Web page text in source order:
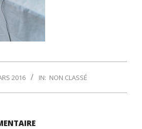
2016 IN: NON CLASSÉ